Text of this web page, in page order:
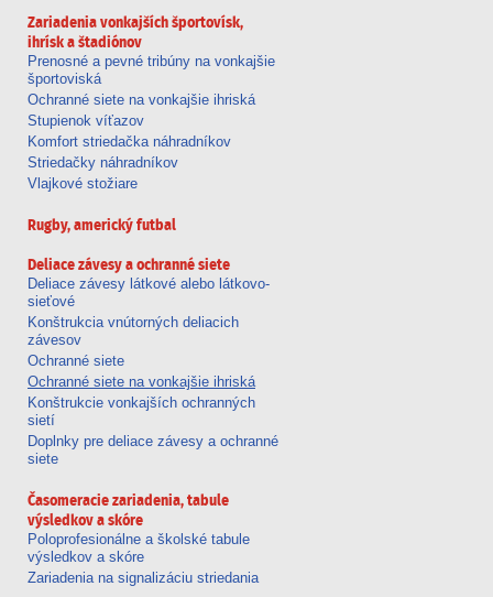
Zariadenia vonkajších športovísk,
ihrísk a štadiónov
Prenosné a pevné tribúny na vonkajšie
športoviská
Ochranné siete na vonkajšie ihriská
Stupienok víťazov
Komfort striedačka náhradníkov
Striedačky náhradníkov
Vlajkové stožiare
Rugby, americký futbal
Deliace závesy a ochranné siete
Deliace závesy látkové alebo látkovo-
sieťové
Konštrukcia vnútorných deliacich
závesov
Ochranné siete
Ochranné siete na vonkajšie ihriská
Konštrukcie vonkajších ochranných
sietí
Doplnky pre deliace závesy a ochranné
siete
Časomeracie zariadenia, tabule
výsledkov a skóre
Poloprofesionálne a školské tabule
výsledkov a skóre
Zariadenia na signalizáciu striedania